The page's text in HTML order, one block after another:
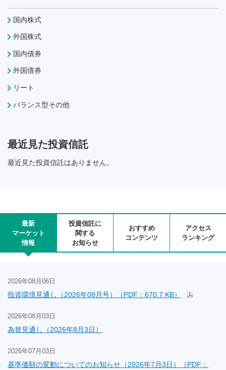
国内株式
外国株式
国内債券
外国債券
リート
バランス型その他
最近見た投資信託
最近見た投資信託はありません。
最新
マーケット
情報
投資信託に
関する
お知らせ
おすすめ
コンテンツ
アクセス
ランキング
2026年08月06日
投資環境見通し（2026年08月号）（PDF：670.7 KB）
2026年08月03日
為替見通し（2026年8月3日）
2026年07月03日
基準価額の変動についてのお知らせ（2026年7月3日）（PDF：